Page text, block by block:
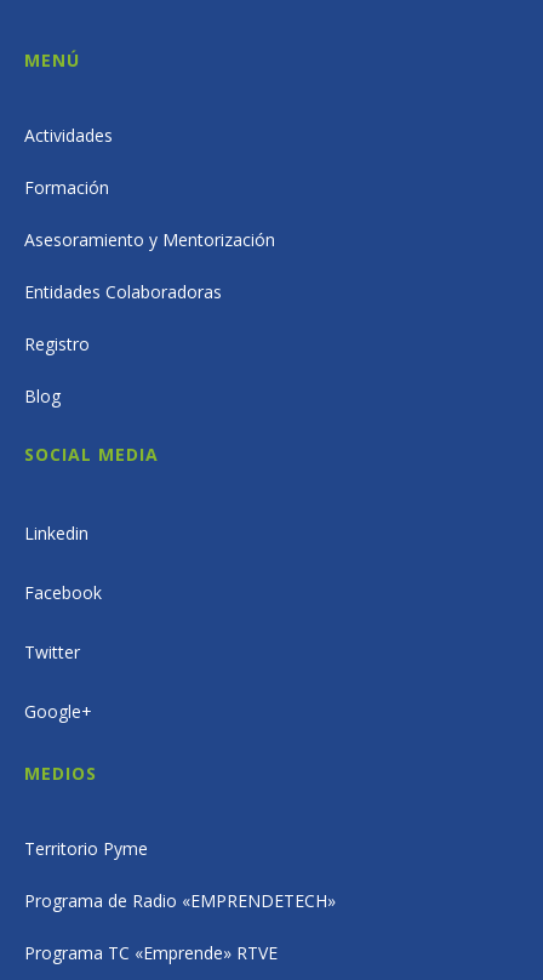
MENÚ
Actividades
Formación
Asesoramiento y Mentorización
Entidades Colaboradoras
Registro
Blog
SOCIAL MEDIA
Linkedin
Facebook
Twitter
Google+
MEDIOS
Territorio Pyme
Programa de Radio «EMPRENDETECH»
Programa TC «Emprende» RTVE